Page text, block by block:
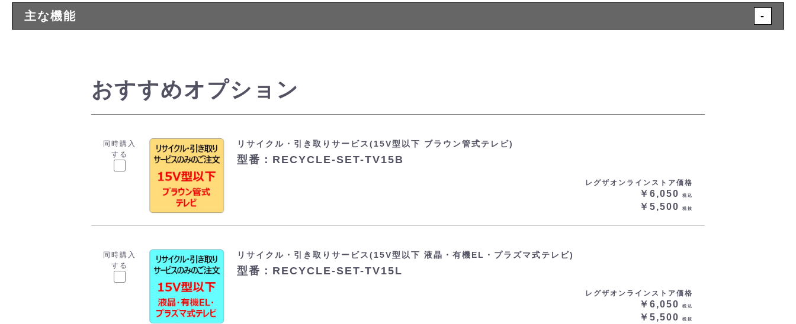
主な機能 -
おすすめオプション
レグザオンラインストア価格
￥6,050 税込
￥5,500 税抜
同時購入
する
リサイクル・引き取りサービス(15V型以下 ブラウン管式テレビ)
型番：RECYCLE-SET-TV15B
レグザオンラインストア価格
￥6,050 税込
￥5,500 税抜
同時購入
する
リサイクル・引き取りサービス(15V型以下 液晶・有機EL・プラズマ式テレビ)
型番：RECYCLE-SET-TV15L